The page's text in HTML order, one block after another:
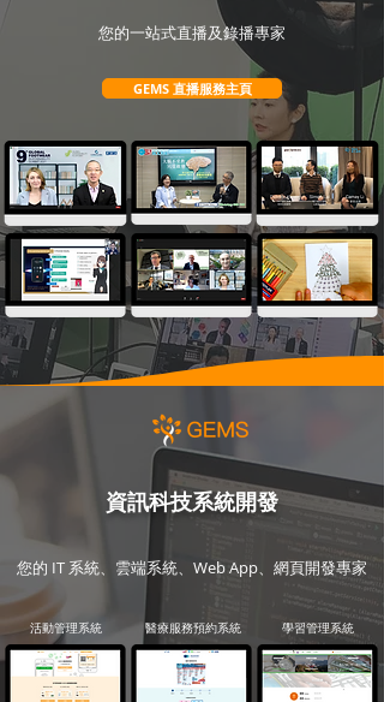
您的一站式直播及錄播專家
GEMS 直播服務主頁
資訊科技系統開發
您的 IT 系統、雲端系統、Web App、網頁開發專家
活動管理系統 學習管理系統
醫療服務預約系統